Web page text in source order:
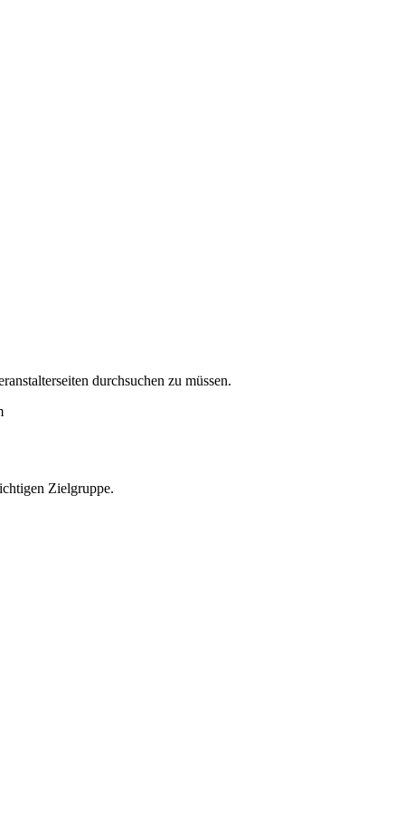
durchsuchen zu müssen.
Zielgruppe.